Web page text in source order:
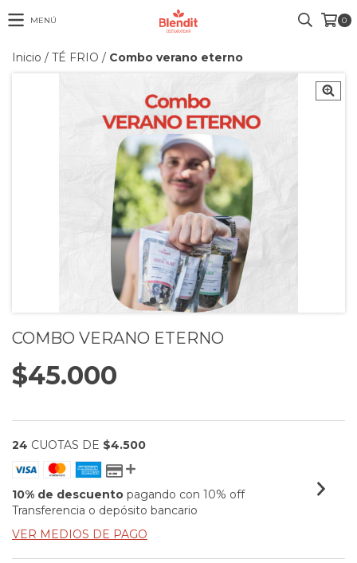
MENÚ 0
Inicio / TÉ FRIO / Combo verano eterno
COMBO VERANO ETERNO
$45.000
24 CUOTAS DE $4.500
10% de descuento pagando con 10% off
Transferencia o depósito bancario
VER MEDIOS DE PAGO